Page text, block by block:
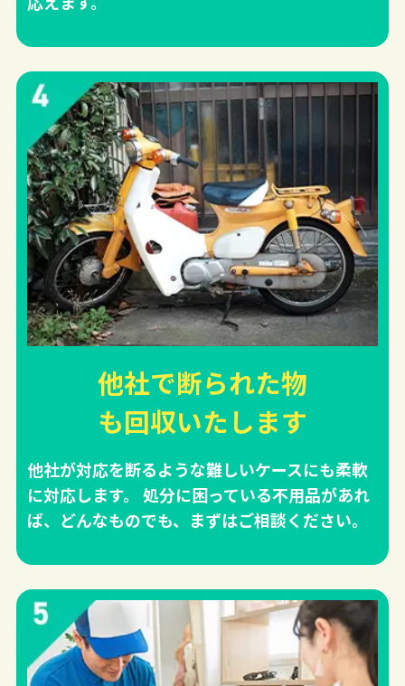
他社で断られた物
も回収いたします
他社が対応を断るような難しいケースにも柔軟
に対応します。 処分に困っている不用品があれ
ば、どんなものでも、まずはご相談ください。